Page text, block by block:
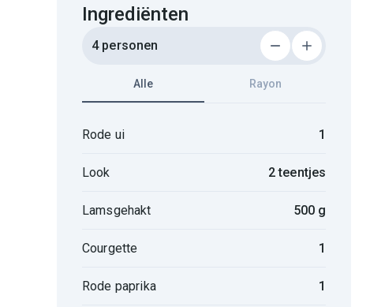
Ingrediënten
4 personen
Alle Rayon
Rode ui 1
Look 2 teentjes
Lamsgehakt 500 g
Courgette 1
Rode paprika 1